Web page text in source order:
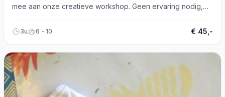
mee aan onze creatieve workshop. Geen ervaring nodig,
3u 6 - 10 € 45,-